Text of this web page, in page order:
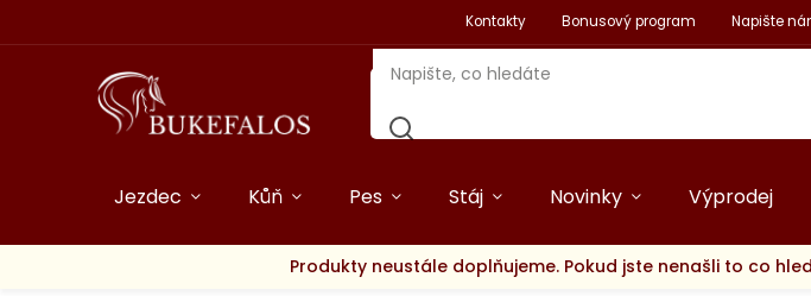
Kontakty Bonusový program Napište
Jezdec Kůň Pes Stáj Novinky Výprodej
Produkty neustále doplňujeme. Pokud jste nenašli to co